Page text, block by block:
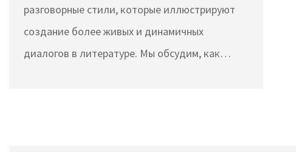
разговорные стили, которые иллюстрируют
создание более живых и динамичных
диалогов в литературе. Мы обсудим, как